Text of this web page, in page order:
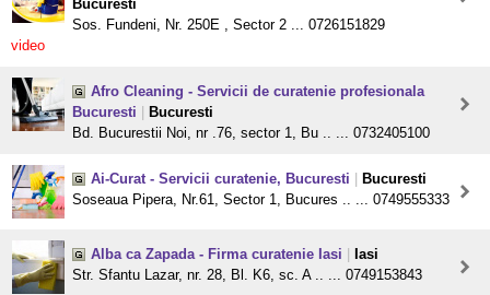
Bucuresti
Sos. Fundeni, Nr. 250E , Sector 2 ... 0726151829
video
Afro Cleaning - Servicii de curatenie profesionala
Bucuresti
Bucuresti
Bd. Bucurestii Noi, nr .76, sector 1, Bu .. ... 0732405100
Ai-Curat - Servicii curatenie, Bucuresti
Bucuresti
Soseaua Pipera, Nr.61, Sector 1, Bucures .. ... 0749555333
Alba ca Zapada - Firma curatenie Iasi
Iasi
Str. Sfantu Lazar, nr. 28, Bl. K6, sc. A .. ... 0749153843